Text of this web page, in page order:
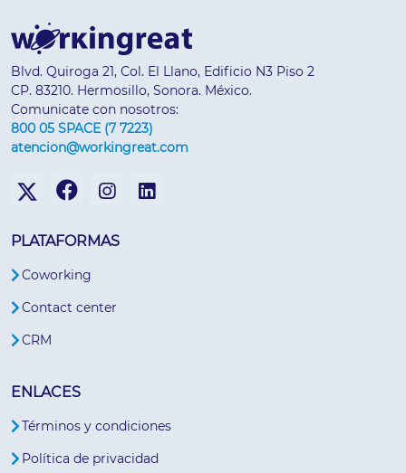
Blvd. Quiroga 21, Col. El Llano, Edificio N3 Piso 2
CP. 83210. Hermosillo, Sonora. México.
Comunicate con nosotros:
800 05 SPACE (7 7223)
atencion@workingreat.com
PLATAFORMAS
Coworking
Contact center
CRM
ENLACES
Términos y condiciones
Política de privacidad